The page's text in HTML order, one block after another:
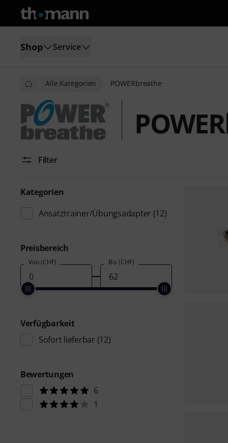
Shop Service
Alle Kategorien POWERbreathe
Filter
Kategorien
Ansatztrainer/Übungsadapter (12)
Preisbereich
Von (CHF) Bis (CHF)
Verfügbarkeit
Sofort lieferbar (12)
Bewertungen
6
1